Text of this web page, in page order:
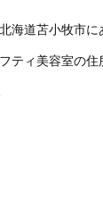
海道苫小牧市
ティ美容室の